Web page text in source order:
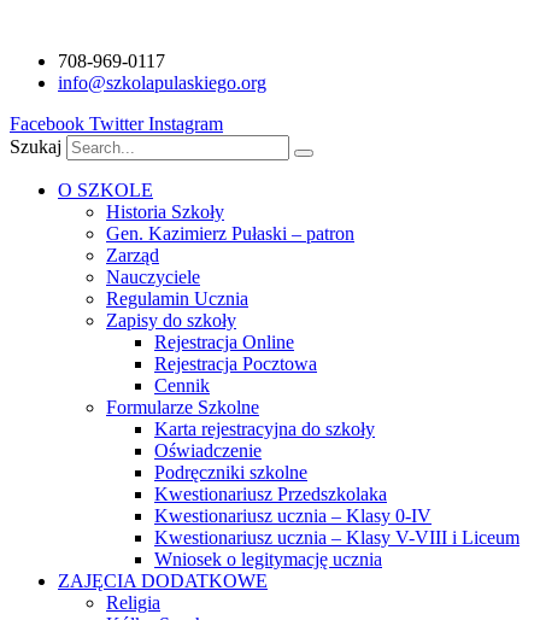
treści
708-969-0117
info@szkolapulaskiego.org
Facebook Twitter Instagram
Szukaj
O SZKOLE
Historia Szkoły
Gen. Kazimierz Pułaski – patron
Zarząd
Nauczyciele
Regulamin Ucznia
Zapisy do szkoły
Rejestracja Online
Rejestracja Pocztowa
Cennik
Formularze Szkolne
Karta rejestracyjna do szkoły
Oświadczenie
Podręczniki szkolne
Kwestionariusz Przedszkolaka
Kwestionariusz ucznia – Klasy 0-IV
Kwestionariusz ucznia – Klasy V-VIII i Liceum
Wniosek o legitymację ucznia
ZAJĘCIA DODATKOWE
Religia